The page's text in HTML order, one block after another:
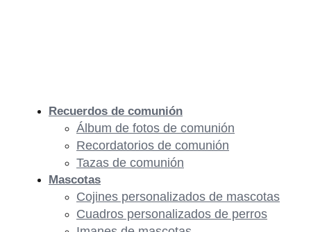
Recuerdos de comunión
Álbum de fotos de comunión
Recordatorios de comunión
Tazas de comunión
Mascotas
Cojines personalizados de mascotas
Cuadros personalizados de perros